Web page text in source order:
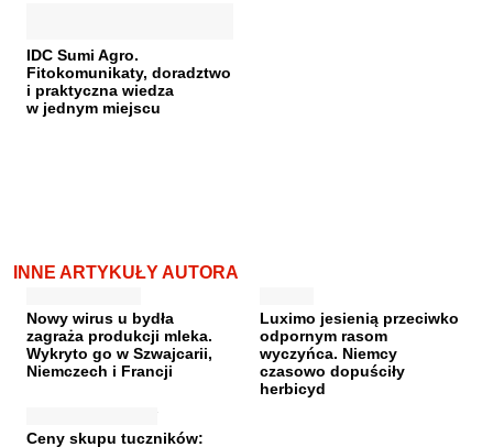
IDC Sumi Agro.
Fitokomunikaty, doradztwo
i praktyczna wiedza
w jednym miejscu
INNE ARTYKUŁY AUTORA
Nowy wirus u bydła
zagraża produkcji mleka.
Wykryto go w Szwajcarii,
Niemczech i Francji
Luximo jesienią przeciwko
odpornym rasom
wyczyńca. Niemcy
czasowo dopuściły
herbicyd
Ceny skupu tuczników: